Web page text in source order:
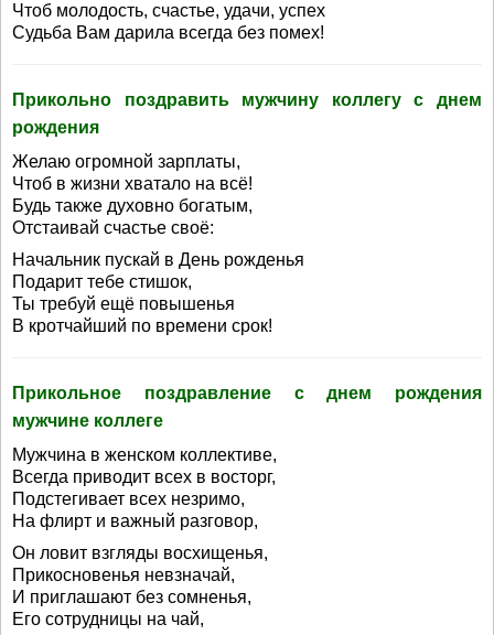
Чтоб молодость, счастье, удачи, успех
Судьба Вам дарила всегда без помех!
Прикольно поздравить мужчину коллегу с днем
рождения
Желаю огромной зарплаты,
Чтоб в жизни хватало на всё!
Будь также духовно богатым,
Отстаивай счастье своё:
Начальник пускай в День рожденья
Подарит тебе стишок,
Ты требуй ещё повышенья
В кротчайший по времени срок!
Прикольное поздравление с днем рождения
мужчине коллеге
Мужчина в женском коллективе,
Всегда приводит всех в восторг,
Подстегивает всех незримо,
На флирт и важный разговор,
Он ловит взгляды восхищенья,
Прикосновенья невзначай,
И приглашают без сомненья,
Его сотрудницы на чай,